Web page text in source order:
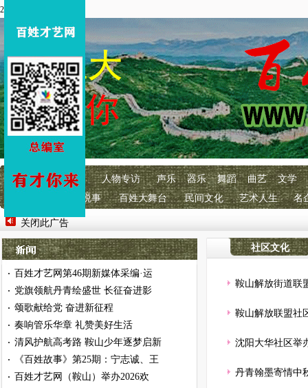
关闭此广告
2026年8月8 星期六
首页 百艺快讯 人物专访 声乐 器乐 舞蹈 曲艺
文学
百艺说事 百姓大舞台 民间文化 艺术人生 名
· 百姓才艺网第46期新媒体采编·运
· 党旗领航丹青绘盛世 长征奋进影
· 颂歌献给党 奋进新征程
· 奏响管乐华章 礼赞美好生活
· 清风护航高考路 鞍山少年逐梦启新
· 《百姓故事》第25期：宁志诚、王
· 百姓才艺网（鞍山）举办2026欢
社区文化
鞍山解放街道联
鞍山解放联盟社
沈阳大华社区举
丹青翰墨寄情中